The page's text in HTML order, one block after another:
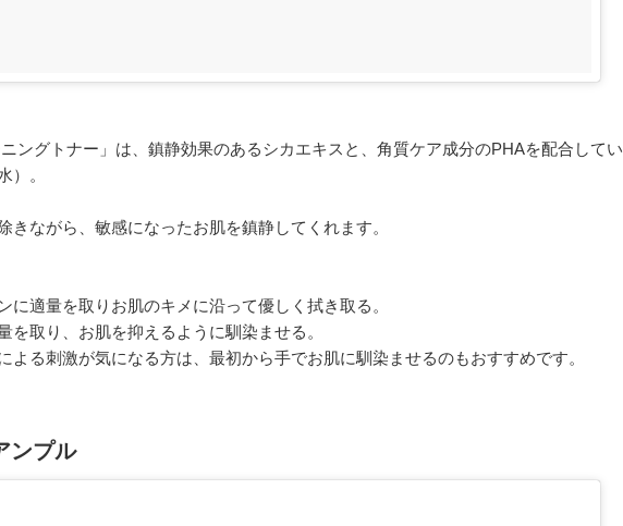
ニングトナー」は、鎮静効果のあるシカエキスと、角質ケア成分のPHAを配合してい
）。
きながら、敏感になったお肌を鎮静してくれます。
に適量を取りお肌のキメに沿って優しく拭き取る。
を取り、お肌を抑えるように馴染ませる。
よる刺激が気になる方は、最初から手でお肌に馴染ませるのもおすすめです。
ンプル